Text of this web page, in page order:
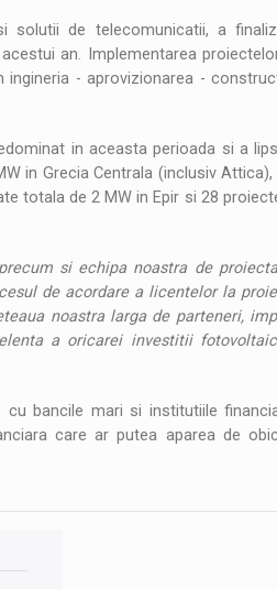
solutii de telecomunicatii, a
an. Implementarea
ingineria - aprovizionarea -
in aceasta perioada si a
in Grecia Centrala (inclusiv
totala de 2 MW in Epir si 28
si echipa noastra de
de acordare a licentelor la
noastra larga de parteneri,
a oricarei investitii
bancile mari si institutiile
care ar putea aparea de